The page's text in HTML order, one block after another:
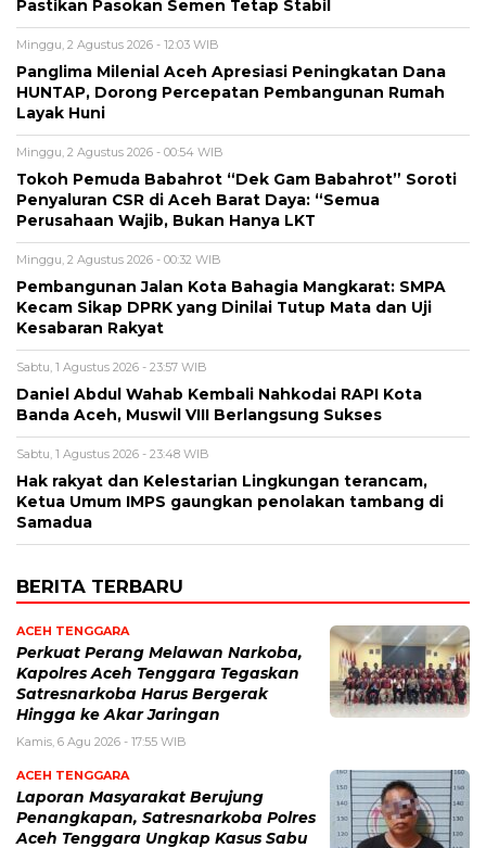
Pastikan Pasokan Semen Tetap Stabil
Minggu, 2 Agustus 2026 - 12:03 WIB
Panglima Milenial Aceh Apresiasi Peningkatan Dana
HUNTAP, Dorong Percepatan Pembangunan Rumah
Layak Huni
Minggu, 2 Agustus 2026 - 00:54 WIB
Tokoh Pemuda Babahrot “Dek Gam Babahrot” Soroti
Penyaluran CSR di Aceh Barat Daya: “Semua
Perusahaan Wajib, Bukan Hanya LKT
Minggu, 2 Agustus 2026 - 00:32 WIB
Pembangunan Jalan Kota Bahagia Mangkarat: SMPA
Kecam Sikap DPRK yang Dinilai Tutup Mata dan Uji
Kesabaran Rakyat
Sabtu, 1 Agustus 2026 - 23:57 WIB
Daniel Abdul Wahab Kembali Nahkodai RAPI Kota
Banda Aceh, Muswil VIII Berlangsung Sukses
Sabtu, 1 Agustus 2026 - 23:48 WIB
Hak rakyat dan Kelestarian Lingkungan terancam,
Ketua Umum IMPS gaungkan penolakan tambang di
Samadua
BERITA TERBARU
ACEH TENGGARA
Perkuat Perang Melawan Narkoba,
Kapolres Aceh Tenggara Tegaskan
Satresnarkoba Harus Bergerak
Hingga ke Akar Jaringan
Kamis, 6 Agu 2026 - 17:55 WIB
ACEH TENGGARA
Laporan Masyarakat Berujung
Penangkapan, Satresnarkoba Polres
Aceh Tenggara Ungkap Kasus Sabu